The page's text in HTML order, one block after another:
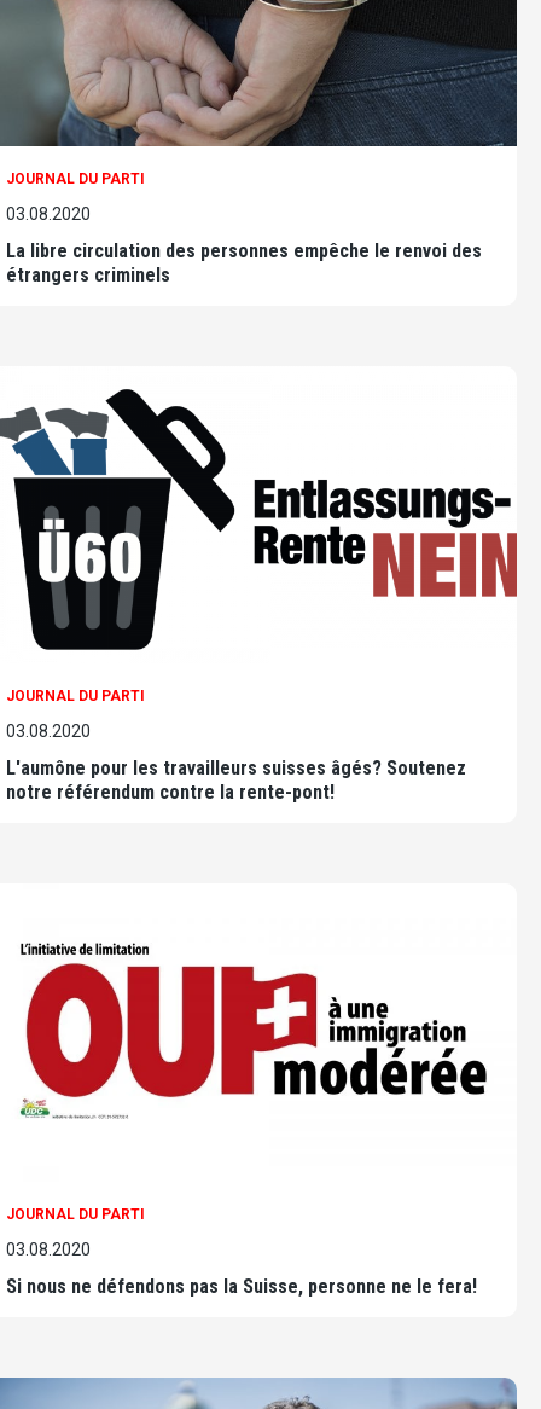
JOURNAL DU PARTI
03.08.2020
La libre circulation des personnes empêche le renvoi des
étrangers criminels
JOURNAL DU PARTI
03.08.2020
L'aumône pour les travailleurs suisses âgés? Soutenez
notre référendum contre la rente-pont!
JOURNAL DU PARTI
03.08.2020
Si nous ne défendons pas la Suisse, personne ne le fera!